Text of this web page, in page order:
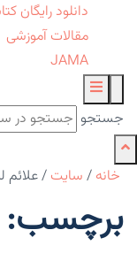
دانلود رایگان
مقالات آموزشی
JAMA
جستجو
خانه / سایت /علائم
برچسب: